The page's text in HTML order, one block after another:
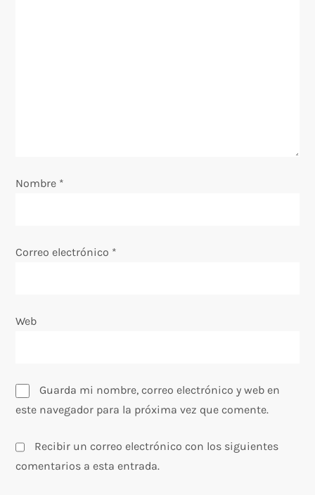
t
a
a
Nombre *
Correo electrónico *
Web
Guarda mi nombre, correo electrónico y web en
este navegador para la próxima vez que comente.
Recibir un correo electrónico con los siguientes
comentarios a esta entrada.